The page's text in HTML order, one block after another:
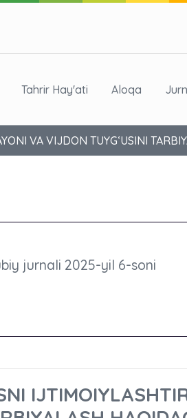
Tahrir Hay'ati Aloqa
VA VIJDON TUYG‘USINI
jurnali 2025-yil 6-soni